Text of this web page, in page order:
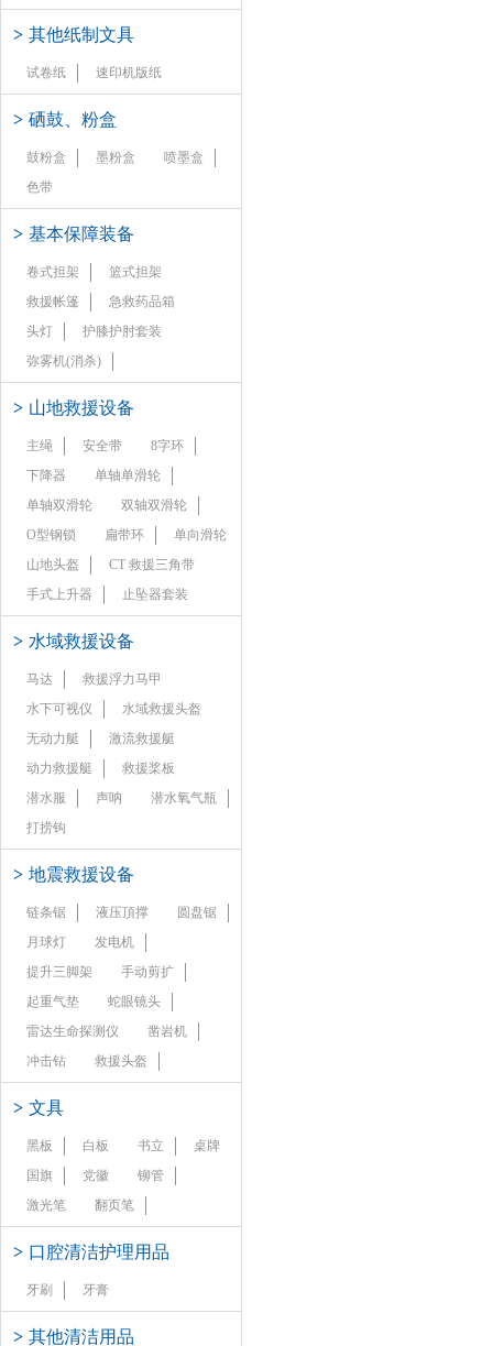
> 其他纸制文具
试卷纸 速印机版纸
> 硒鼓、粉盒
鼓粉盒 墨粉盒
喷墨盒
色带
> 基本保障装备
卷式担架
篮式担架
救援帐篷
急救药品箱
头灯
护膝护肘套装
弥雾机(消杀)
> 山地救援设备
主绳 安全带
8字环
下降器
单轴单滑轮
单轴双滑轮
双轴双滑轮
O型钢锁
扁带环
单向滑轮
山地头盔
CT 救援三角带
手式上升器
止坠器套装
> 水域救援设备
马达
救援浮力马甲
水下可视仪
水域救援头盔
无动力艇
激流救援艇
动力救援艇
救援桨板
潜水服
声呐
潜水氧气瓶
打捞钩
> 地震救援设备
链条锯 液压頂撑
圆盘锯
月球灯
发电机
提升三脚架
手动剪扩
起重气垫
蛇眼镜头
雷达生命探测仪
凿岩机
冲击钻
救援头盔
> 文具
黑板 白板 书立
桌牌
国旗
党徽
铆管
激光笔
翻页笔
> 口腔清洁护理用品
牙刷 牙膏
> 其他清洁用品